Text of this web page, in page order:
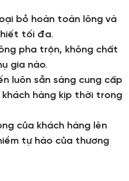
bỏ hoàn toàn lông và
tối đa.
pha trộn, không chất
gia nào.
luôn sẵn sàng cung cấp
hàng kịp thời trong
của khách hàng lên
tự hào của thương